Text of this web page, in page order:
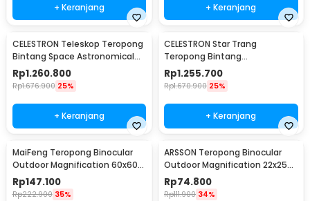
+ Keranjang + Keranjang
CELESTRON Teleskop Teropong
Bintang Space Astronomical
80mm - SCTW-80
Rp1.260.800
Rp1.676.900 25%
+ Keranjang
CELESTRON Star Trang
Teropong Bintang
Astronomical - SCTW-70
Rp1.255.700
Rp1.670.900 25%
+ Keranjang
MaiFeng Teropong Binocular
Outdoor Magnification 60x60
160000M - A4163
Rp147.100
Rp222.900 35%
ARSSON Teropong Binocular
Outdoor Magnification 22x25
Waterproof - PMT
Rp74.800
Rp111.900 34%